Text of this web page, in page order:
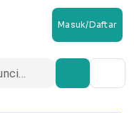
Masuk/Daftar